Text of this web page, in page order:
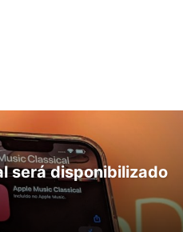
será disponibilizado